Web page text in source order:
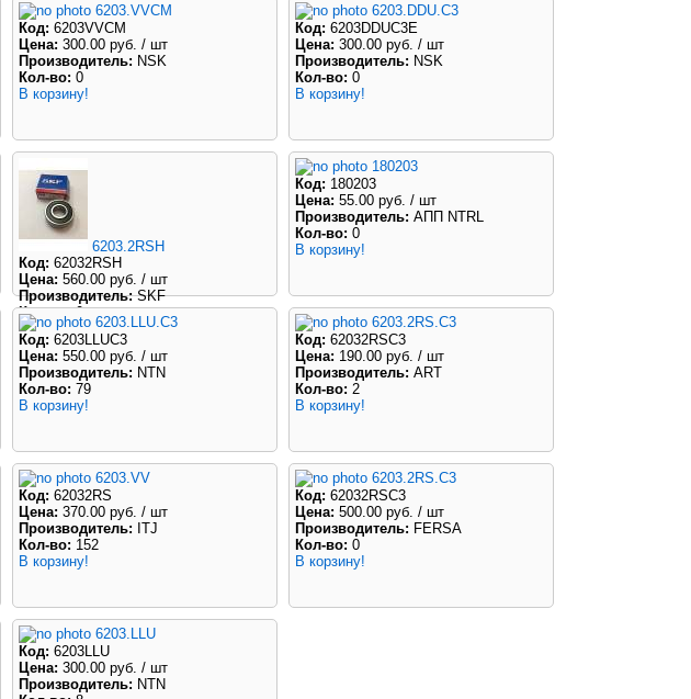
6203.VVCM
Код: 6203VVCM
Цена: 300.00 руб. / шт
Производитель: NSK
Кол-во: 0
В корзину!
6203.DDU.C3
Код: 6203DDUC3E
Цена: 300.00 руб. / шт
Производитель: NSK
Кол-во: 0
В корзину!
6203.2RSH
Код: 62032RSH
Цена: 560.00 руб. / шт
Производитель:SKF
Кол-во:0
В корзину!
180203
Код: 180203
Цена: 55.00 руб. / шт
Производитель: АПП NTRL
Кол-во: 0
В корзину!
6203.LLU.C3
Код: 6203LLUC3
Цена: 550.00 руб. / шт
Производитель: NTN
Кол-во: 79
В корзину!
6203.2RS.C3
Код: 62032RSC3
Цена: 190.00 руб. / шт
Производитель: ART
Кол-во: 2
В корзину!
6203.VV
Код: 62032RS
Цена: 370.00 руб. / шт
Производитель: ITJ
Кол-во: 152
В корзину!
6203.2RS.C3
Код: 62032RSC3
Цена: 500.00 руб. / шт
Производитель: FERSA
Кол-во: 0
В корзину!
6203.LLU
Код: 6203LLU
Цена: 300.00 руб. / шт
Производитель: NTN